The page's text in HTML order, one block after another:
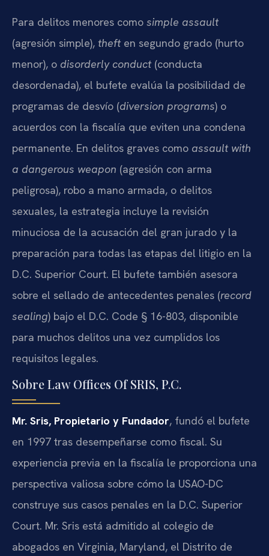
Para delitos menores como simple assault
(agresión simple), theften segundo grado (hurto
menor), o disorderly conduct(conducta
desordenada), el bufete evalúa la posibilidad de
programas de desvío (diversion programs) o
acuerdos con la fiscalía que eviten una condena
permanente. En delitos graves como assault with
a dangerous weapon (agresión con arma
peligrosa), robo a mano armada, o delitos
sexuales, la estrategia incluye la revisión
minuciosa de la acusación del gran jurado y la
preparación para todas las etapas del litigio en la
D.C. Superior Court. El bufete también asesora
sobre el sellado de antecedentes penales (record
sealing) bajo el D.C. Code § 16-803, disponible
para muchos delitos una vez cumplidos los
requisitos legales.
Sobre Law Offices Of SRIS, P.C.
Mr. Sris, Propietario y Fundador, fundó el bufete
en 1997 tras desempeñarse como fiscal. Su
experiencia previa en la fiscalía le proporciona una
perspectiva valiosa sobre cómo la USAO-DC
construye sus casos penales en la D.C. Superior
Court. Mr. Sris está admitido al colegio de
abogados en Virginia, Maryland, el Distrito de